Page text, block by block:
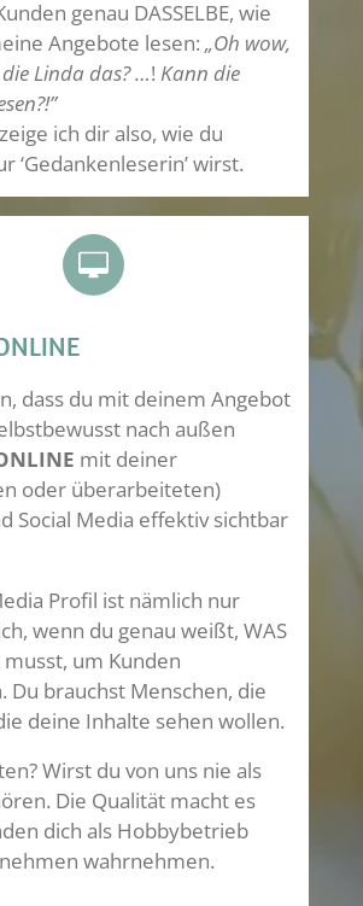
genau DASSELBE, wie
Angebote lesen: „Oh wow,
Linda das? …! Kann die
ich dir also, wie du
‘Gedankenleserin’ wirst.
dass du mit deinem Angebot
nach außen
mit deiner
oder überarbeiteten)
Social Media effektiv sichtbar
Profil ist nämlich nur
wenn du genau weißt, WAS
um Kunden
Du brauchst Menschen, die
deine Inhalte sehen wollen.
Wirst du von uns nie als
Die Qualität macht es
dich als Hobbybetrieb
wahrnehmen.